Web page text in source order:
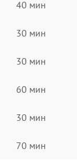
40 мин
30 мин
30 мин
60 мин
30 мин
70 мин